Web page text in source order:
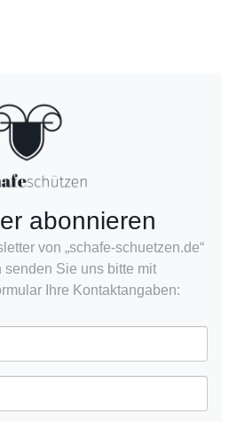
abonnieren
von „schafe-schuetzen.de“
senden Sie uns bitte mit
Ihre Kontaktangaben: